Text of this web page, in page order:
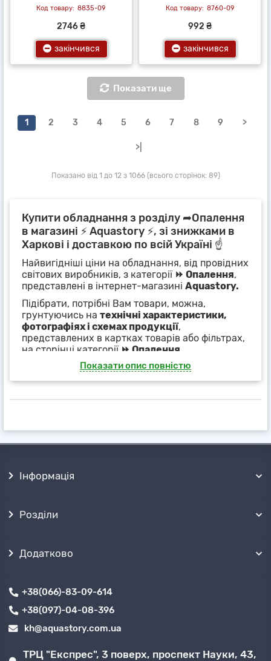
8835-09
2746 ₴
закінчився
8760-09
992 ₴
закінчився
Показати ще
1 2 3 4 5 6 7 8 9 >
>|
Показано від 1 до 12 з 1066 (всього сторінок: 89)
Купити обладнання з розділу ➦Опалення
в магазині ⚡ Aquastory ⚡, зі знижками в
Харкові і доставкою по всій Україні ☝
Найвигідніші ціни на обладнання, від провідних
світових виробників, з категорії ⏩ Опалення,
представлені в інтернет-магазині Aquastory.
Підібрати, потрібні Вам товари, можна,
грунтуючись на технічні характеристики,
фотографіях і схемах продукції,
представлених в картках товарів або фільтрах,
на сторінці категорії ⏩ Опалення
Наші менеджери, із задоволенням, нададуть
повний супровід покупки і допомогу при
яким іншим, зручним для Вас способом.
службами✈ в будь-якій точці України, або
безкоштовно забрати самовивозомз
Показати опис повністю
Інформація
Розділи
Додатково
+38(066)-83-09-614
+38(097)-04-08-396
kh@aquastory.com.ua
ТРЦ "Експрес", 3 поверх, проспект Науки, 43,